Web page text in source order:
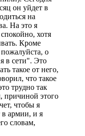
он уйдет в
на
На это я
хотя
Кроме
о
в сети". Это
такое от него,
что такое
трудно так
причиной этого
чтобы я
в армии, и я
словам,